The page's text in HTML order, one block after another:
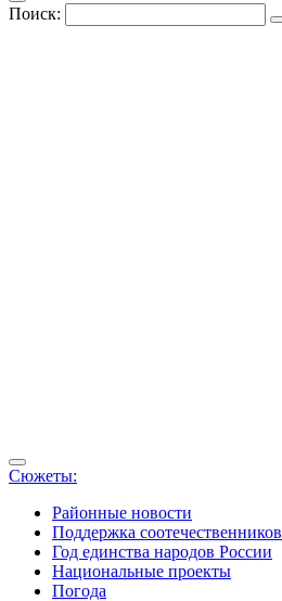
Поиск:
Сюжеты:
Районные новости
Поддержка соотечественников
Год единства народов России
Национальные проекты
Погода